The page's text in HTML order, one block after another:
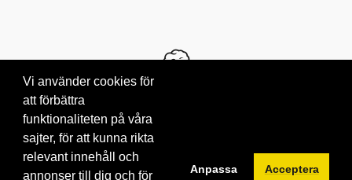
© 2012-2026 Brainville AB
Villkor för tjänsten
Cookies
Vi använder cookies för
att förbättra
funktionaliteten på våra
sajter, för att kunna rikta
relevant innehåll och
annonser till dig och för
Anpassa Acceptera